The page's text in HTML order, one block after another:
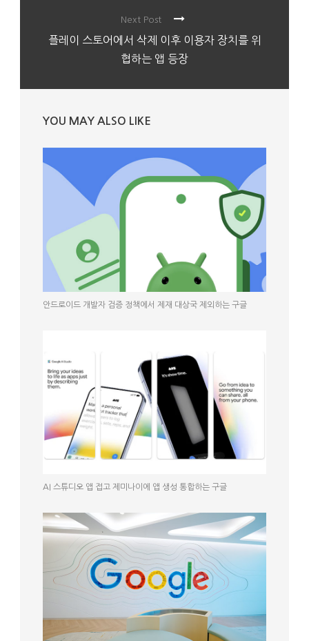
Next Post
플레이 스토어에서 삭제 이후 이용자 장치를 위
협하는 앱 등장
YOU MAY ALSO LIKE
안드로이드 개발자 검증 정책에서 제재 대상국 제외하는 구글
AI 스튜디오 앱 접고 제미나이에 앱 생성 통합하는 구글